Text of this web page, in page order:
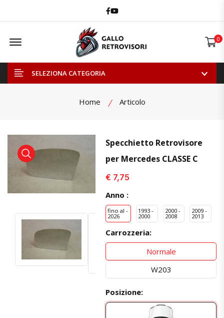
Facebook
Youtube
Offcanvas Menu Open 0
SELEZIONA CATEGORIA
Home Articolo
visualizza prodotto visualizza prodotto
Specchietto Retrovisore
per Mercedes CLASSE C
€ 7,75
Anno :
fino al -
2026
1993 -
2000
2000 -
2008
2009 -
2013
Carrozzeria:
Normale
W203
Posizione: